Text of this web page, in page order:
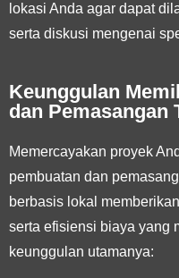
lokasi Anda agar dapat
serta diskusi mengenai
Keunggulan
dan Pemasangan
Memercayakan proyek
pembuatan dan
berbasis lokal
serta efisiensi biaya yang
keunggulan utamanya: